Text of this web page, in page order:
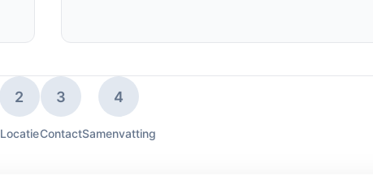
2
Locatie
3
Contact
4
Samenvatting